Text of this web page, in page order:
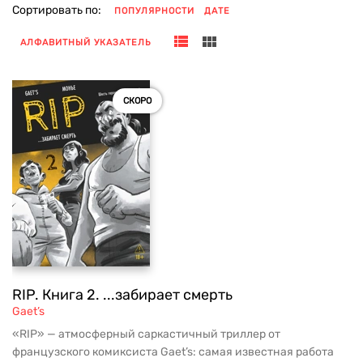
Сортировать по: ПОПУЛЯРНОСТИ ДАТЕ
АЛФАВИТНЫЙ УКАЗАТЕЛЬ
СКОРО
RIP. Книга 2. ...забирает смерть
Gaet’s
«RIP» — атмосферный саркастичный триллер от
французского комиксиста Gaet’s: самая известная работа